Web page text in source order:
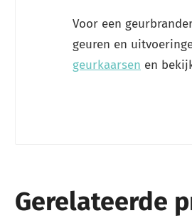
Voor een
geuren en
geurkaarsen en
Gerelateerde